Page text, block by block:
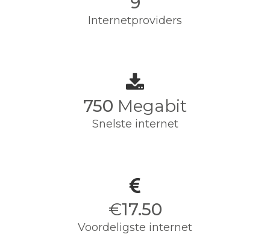
Internetproviders
750 Megabit
Snelste internet
€17.50
Voordeligste internet